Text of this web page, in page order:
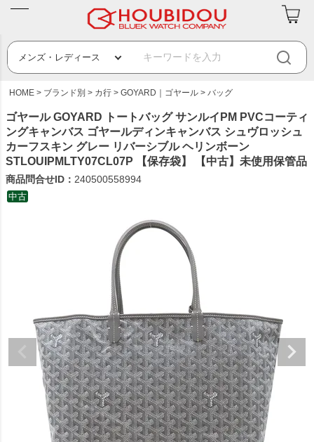
HOME ブランド別 カ行 GOYARD｜ゴヤール バッグ
ゴヤール GOYARD トートバッグ サンルイPM PVCコーティ
ングキャンバス ゴヤールディンキャンバス シュヴロッシュ
カーフスキン グレー リバーシブル ヘリンボーン
STLOUIPMLTY07CL07P 【保存袋】 【中古】未使用保管品
商品問合せID： 240500558994
中古